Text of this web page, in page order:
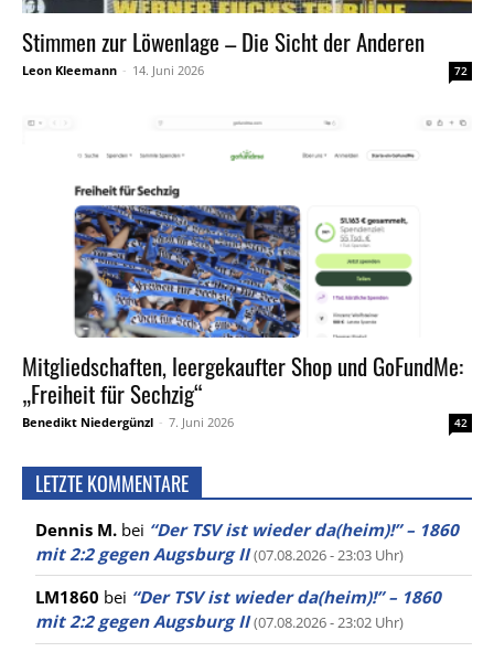
Stimmen zur Löwenlage – Die Sicht der Anderen
Leon Kleemann - 14. Juni 2026 72
Mitgliedschaften, leergekaufter Shop und GoFundMe:
„Freiheit für Sechzig“
Benedikt Niedergünzl - 7. Juni 2026 42
LETZTE KOMMENTARE
Dennis M. bei “Der TSV ist wieder da(heim)!” – 1860
mit 2:2 gegen Augsburg II (07.08.2026 - 23:03 Uhr)
LM1860 bei “Der TSV ist wieder da(heim)!” – 1860
mit 2:2 gegen Augsburg II (07.08.2026 - 23:02 Uhr)